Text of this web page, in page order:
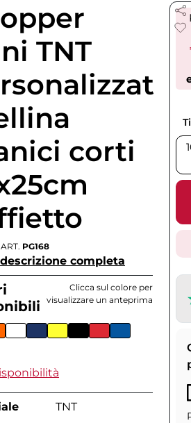
TNT
corti
PG168
completa
Clicca sul colore per
visualizzare un anteprima
TNT